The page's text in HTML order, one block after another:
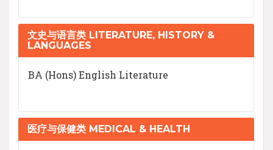
文史与语言类 LITERATURE, HISTORY &
LANGUAGES
BA (Hons) English Literature
医疗与保健类 MEDICAL & HEALTH